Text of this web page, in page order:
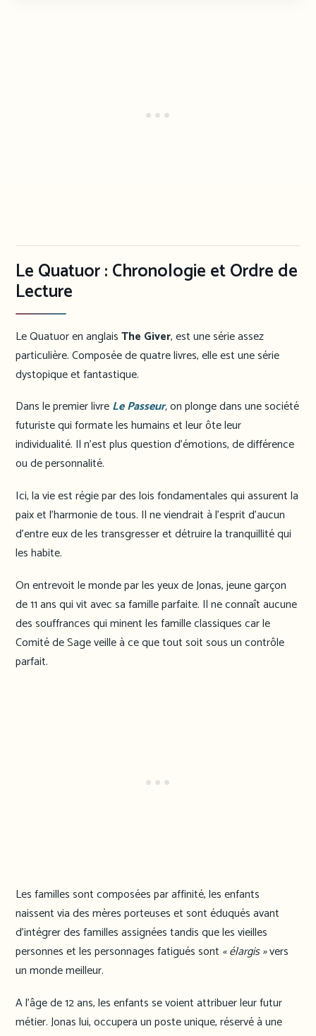
Le Quatuor : Chronologie et Ordre de
Lecture
Le Quatuor en anglaisThe Giver, est une série assez
particulière. Composée de quatre livres, elle est une série
dystopique et fantastique.
Dans le premier livreLe Passeur,on plonge dans une société
futuriste qui formate les humains et leur ôte leur
individualité. Il n’est plus question d’émotions, de différence
ou de personnalité.
Ici, la vie est régie par des lois fondamentales qui assurent la
paix et l’harmonie de tous. Il ne viendrait à l’esprit d’aucun
d’entre eux de les transgresser et détruire la tranquillité qui
les habite.
On entrevoit le monde par les yeux de Jonas, jeune garçon
de 11 ans qui vit avec sa famille parfaite. Il ne connaît aucune
des souffrances qui minent les famille classiques car le
Comité de Sage veille à ce que tout soit sous un contrôle
parfait.
Les familles sont composées par affinité, les enfants
naissent via des mères porteuses et sont éduqués avant
d’intégrer des familles assignées tandis que les vieilles
personnes et les personnages fatigués sont « élargis »vers
un monde meilleur.
A l’âge de 12 ans, les enfants se voient attribuer leur futur
métier. Jonas lui, occupera un poste unique, réservé à une